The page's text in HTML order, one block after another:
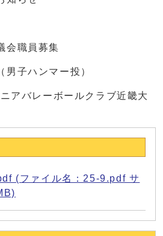
会職員募集
男子ハンマー投）
アバレーボールクラブ近畿大
(ファイル名：25-9.pdf サ